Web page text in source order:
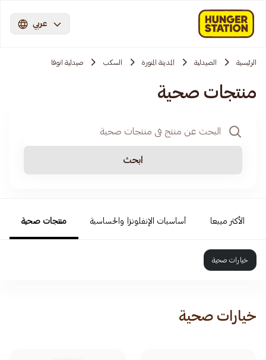
عربي
الرئيسية الصيدلية المدينة المنورة السكب صيدلية انوفا
منتجات صحية
ابحث
الأكثر مبيعا أساسيات الإنفلونزا والحساسية منتجات صحية
خيارات صحية
خيارات صحية